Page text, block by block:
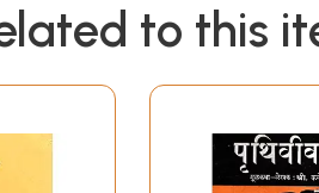
to this